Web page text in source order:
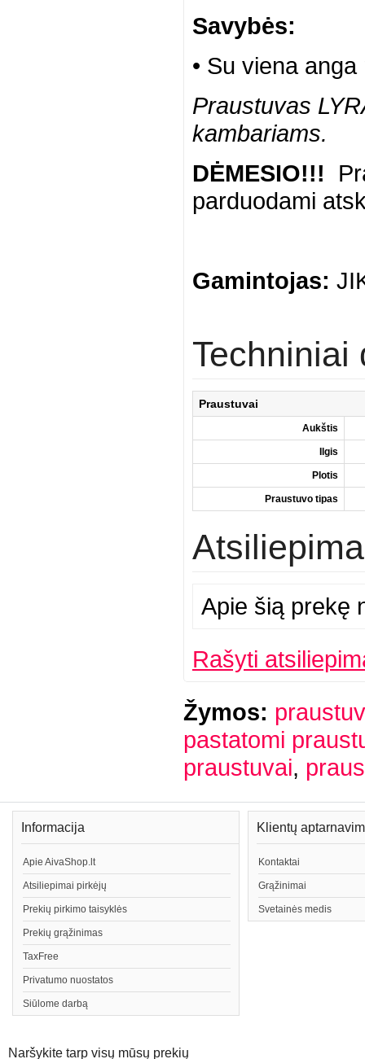
Savybės:
• Su viena
Praustuvas
kambariams.
DĖMESIO!!!
parduodami
Gamintojas:
Techniniai
Praustuvai
Aukštis
Ilgis
Plotis
Praustuvo tipas
Apie šią prekę
Rašyti
Žymos:
pastatomi
praustuvai,
Informacija
Apie AivaShop.lt
Atsiliepimai pirkėjų
Prekių pirkimo taisyklės
Prekių grąžinimas
TaxFree
Privatumo nuostatos
Siūlome darbą
Klientų
Kontaktai
Grąžinimai
Svetainės medis
Naršykite tarp visų mūsų prekių